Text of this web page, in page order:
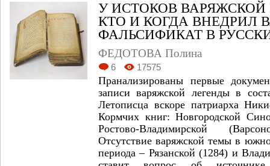
У ИСТОКОВ
КТО И КОГДА ВНЕДРИЛ
ФАЛЬСИФИКАТ В
ФЕДОТОВА Полина
6 17575
Пранализированы первые
записи варяжской легенды в
Летописца вскоре патриарха
Кормчих книг: Новгородской
Ростово-Владимирской
Отсутствие варяжской темы в
периода – Рязанской (1284) и